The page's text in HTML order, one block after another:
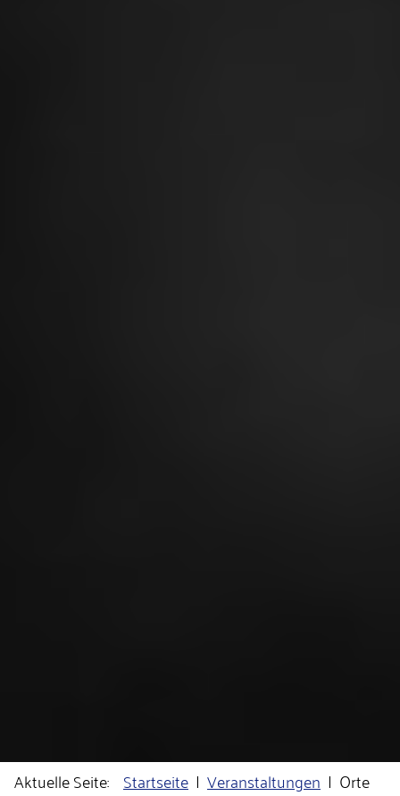
Aktuelle Seite: Startseite Veranstaltungen Orte